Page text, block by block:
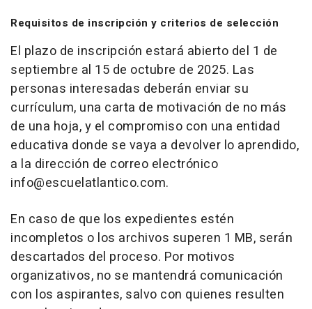
Requisitos de inscripción y criterios de selección
El plazo de inscripción estará abierto del 1 de
septiembre al 15 de octubre de 2025. Las
personas interesadas deberán enviar su
currículum, una carta de motivación de no más
de una hoja, y el compromiso con una entidad
educativa donde se vaya a devolver lo aprendido,
a la dirección de correo electrónico
info@escuelatlantico.com.
En caso de que los expedientes estén
incompletos o los archivos superen 1 MB, serán
descartados del proceso. Por motivos
organizativos, no se mantendrá comunicación
con los aspirantes, salvo con quienes resulten